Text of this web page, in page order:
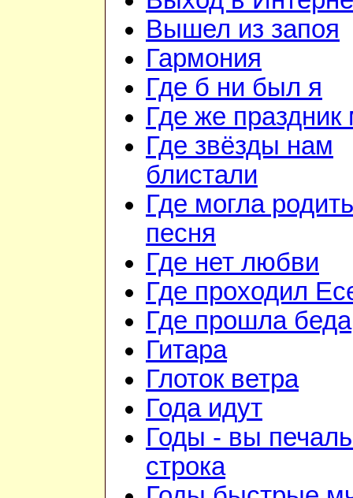
Вышел из запоя
Гармония
Где б ни был я
Где же праздник
Где звёзды нам
блистали
Где могла
песня
Где нет любви
Где проходил
Где прошла беда
Гитара
Глоток ветра
Года идут
Годы - вы
строка